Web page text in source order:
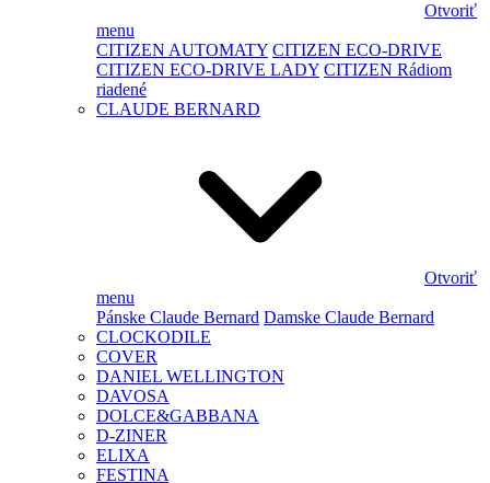
Otvoriť
menu
CITIZEN AUTOMATY CITIZEN ECO-DRIVE
CITIZEN ECO-DRIVE LADY CITIZEN Rádiom
riadené
CLAUDE BERNARD
Otvoriť
menu
Pánske Claude Bernard Damske Claude Bernard
CLOCKODILE
COVER
DANIEL WELLINGTON
DAVOSA
DOLCE&GABBANA
D-ZINER
ELIXA
FESTINA